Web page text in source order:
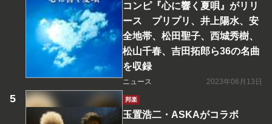
コンピ『心に響く夏唄』がリリ
ース プリプリ、井上陽水、安
全地帯、松田聖子、西城秀樹、
松山千春、吉田拓郎ら36の名曲
を収録
ニュース 2023年06月13日
邦楽
玉置浩二・ASKAがコラボ